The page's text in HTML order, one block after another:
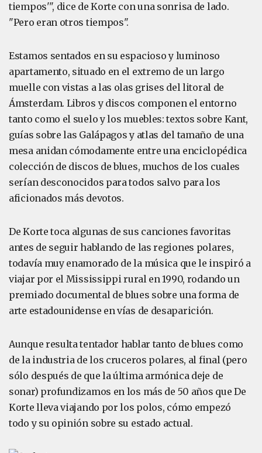
tiempos'", dice de Korte con una sonrisa de lado.
"Pero eran otros tiempos".
Estamos sentados en su espacioso y luminoso
apartamento, situado en el extremo de un largo
muelle con vistas a las olas grises del litoral de
Ámsterdam. Libros y discos componen el entorno
tanto como el suelo y los muebles: textos sobre Kant,
guías sobre las Galápagos y atlas del tamaño de una
mesa anidan cómodamente entre una enciclopédica
colección de discos de blues, muchos de los cuales
serían desconocidos para todos salvo para los
aficionados más devotos.
De Korte toca algunas de sus canciones favoritas
antes de seguir hablando de las regiones polares,
todavía muy enamorado de la música que le inspiró a
viajar por el Mississippi rural en 1990, rodando un
premiado documental de blues sobre una forma de
arte estadounidense en vías de desaparición.
Aunque resulta tentador hablar tanto de blues como
de la industria de los cruceros polares, al final (pero
sólo después de que la última armónica deje de
sonar) profundizamos en los más de 50 años que De
Korte lleva viajando por los polos, cómo empezó
todo y su opinión sobre su estado actual.